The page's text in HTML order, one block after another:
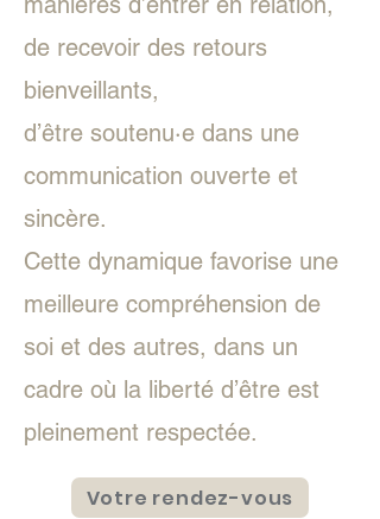
de recevoir des retours
bienveillants,
d’être soutenu·e dans une
communication ouverte et
sincère.
Cette dynamique favorise une
meilleure compréhension de
soi et des autres, dans un
cadre où la liberté d’être est
pleinement respectée.
Votre rendez-vous